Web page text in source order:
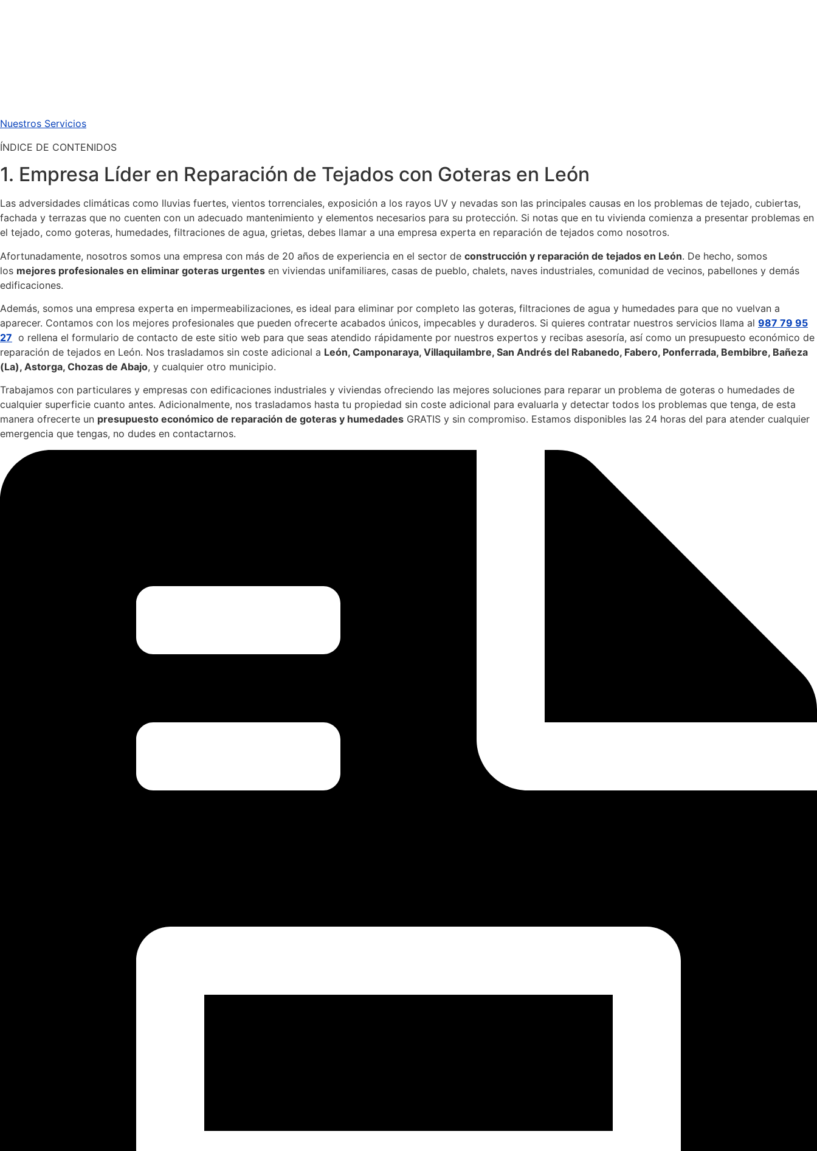
Nuestros Servicios
ÍNDICE DE CONTENIDOS
1. Empresa Líder en Reparación de Tejados con Goteras en León
Las adversidades climáticas como lluvias fuertes, vientos torrenciales, exposición a los rayos UV y nevadas son las principales causas en los problemas de tejado, cubiertas,
fachada y terrazas que no cuenten con un adecuado mantenimiento y elementos necesarios para su protección. Si notas que en tu vivienda comienza a presentar problemas en
el tejado, como goteras, humedades, filtraciones de agua, grietas, debes llamar a una empresa experta en reparación de tejados como nosotros.
Afortunadamente, nosotros somos una empresa con más de 20 años de experiencia en el sector de construcción y reparación de tejados en León. De hecho, somos
los mejores profesionales en eliminar goteras urgentes en viviendas unifamiliares, casas de pueblo, chalets, naves industriales, comunidad de vecinos, pabellones y demás
edificaciones.
Además, somos una empresa experta en impermeabilizaciones, es ideal para eliminar por completo las goteras, filtraciones de agua y humedades para que no vuelvan a
aparecer. Contamos con los mejores profesionales que pueden ofrecerte acabados únicos, impecables y duraderos. Si quieres contratar nuestros servicios llama al 987 79 95
27 o rellena el formulario de contacto de este sitio web para que seas atendido rápidamente por nuestros expertos y recibas asesoría, así como un presupuesto económico de
reparación de tejados en León. Nos trasladamos sin coste adicional a León, Camponaraya, Villaquilambre, San Andrés del Rabanedo, Fabero, Ponferrada, Bembibre, Bañeza
(La), Astorga, Chozas de Abajo, y cualquier otro municipio.
Trabajamos con particulares y empresas con edificaciones industriales y viviendas ofreciendo las mejores soluciones para reparar un problema de goteras o humedades de
cualquier superficie cuanto antes. Adicionalmente, nos trasladamos hasta tu propiedad sin coste adicional para evaluarla y detectar todos los problemas que tenga, de esta
manera ofrecerte un presupuesto económico de reparación de goteras y humedades GRATIS y sin compromiso. Estamos disponibles las 24 horas del para atender cualquier
emergencia que tengas, no dudes en contactarnos.